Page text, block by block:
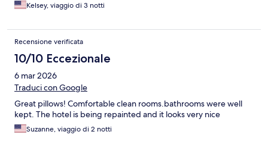
Kelsey, viaggio di 3 notti
Recensione verificata
10/10 Eccezionale
6 mar 2026
Traduci con Google
Great pillows! Comfortable clean rooms.bathrooms were well
kept. The hotel is being repainted and it looks very nice
Suzanne, viaggio di 2 notti